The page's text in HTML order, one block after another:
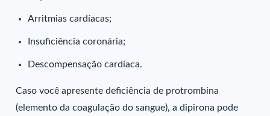
Arritmias cardíacas;
Insuficiência coronária;
Descompensação cardíaca.
Caso você apresente deficiência de protrombina
(elemento da coagulação do sangue), a dipirona pode